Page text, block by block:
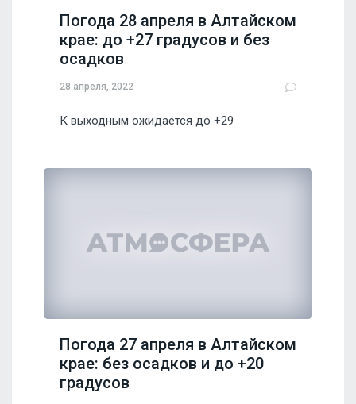
Погода 28 апреля в Алтайском
крае: до +27 градусов и без
осадков
28 апреля, 2022
К выходным ожидается до +29
Погода 27 апреля в Алтайском
крае: без осадков и до +20
градусов